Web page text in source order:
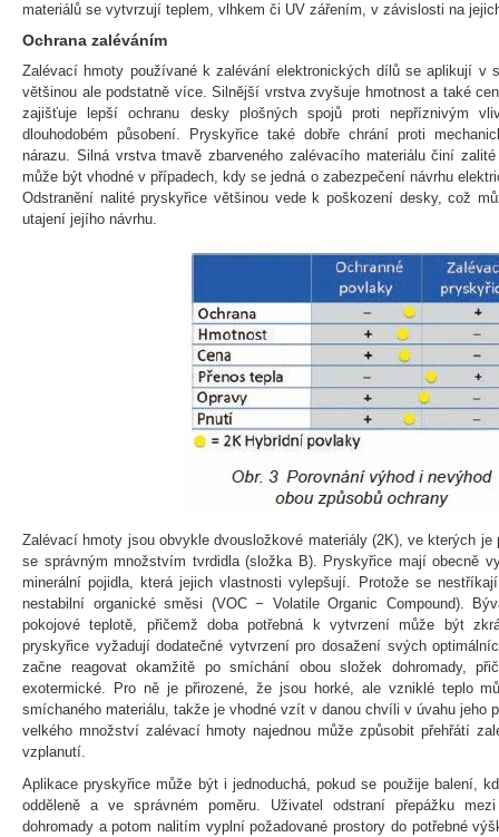
materiálů se vytvrzují teplem, vlhkem či UV zářením, v závislosti na
Ochrana zaléváním
Zalévací hmoty používané k zalévání elektronických dílů se aplikují v
většinou ale podstatně více. Silnější vrstva zvyšuje hmotnost a také
zajišťuje lepší ochranu desky plošných spojů proti nepříznivým
dlouhodobém působení. Pryskyřice také dobře chrání proti
nárazu. Silná vrstva tmavě zbarveného zalévacího materiálu činí
může být vhodné v případech, kdy se jedná o zabezpečení návrhu
Odstranění nalité pryskyřice většinou vede k poškození desky, což
utajení jejího návrhu.
Zalévací hmoty jsou obvykle dvousložkové materiály (2K), ve kterých
se správným množstvím tvrdidla (složka B). Pryskyřice mají obecně
minerální pojidla, která jejich vlastnosti vylepšují. Protože se
nestabilní organické směsi (VOC − Volatile Organic Compound).
pokojové teplotě, přičemž doba potřebná k vytvrzení může být
pryskyřice vyžadují dodatečné vytvrzení pro dosažení svých
začne reagovat okamžitě po smíchání obou složek dohromady,
exotermické. Pro ně je přirozené, že jsou horké, ale vzniklé teplo
smíchaného materiálu, takže je vhodné vzít v danou chvíli v úvahu jeho
velkého množství zalévací hmoty najednou může způsobit přehřátí
vzplanutí.
Aplikace pryskyřice může být i jednoduchá, pokud se použije balení,
odděleně a ve správném poměru. Uživatel odstraní přepážku
dohromady a potom nalitím vyplní požadované prostory do potřebné